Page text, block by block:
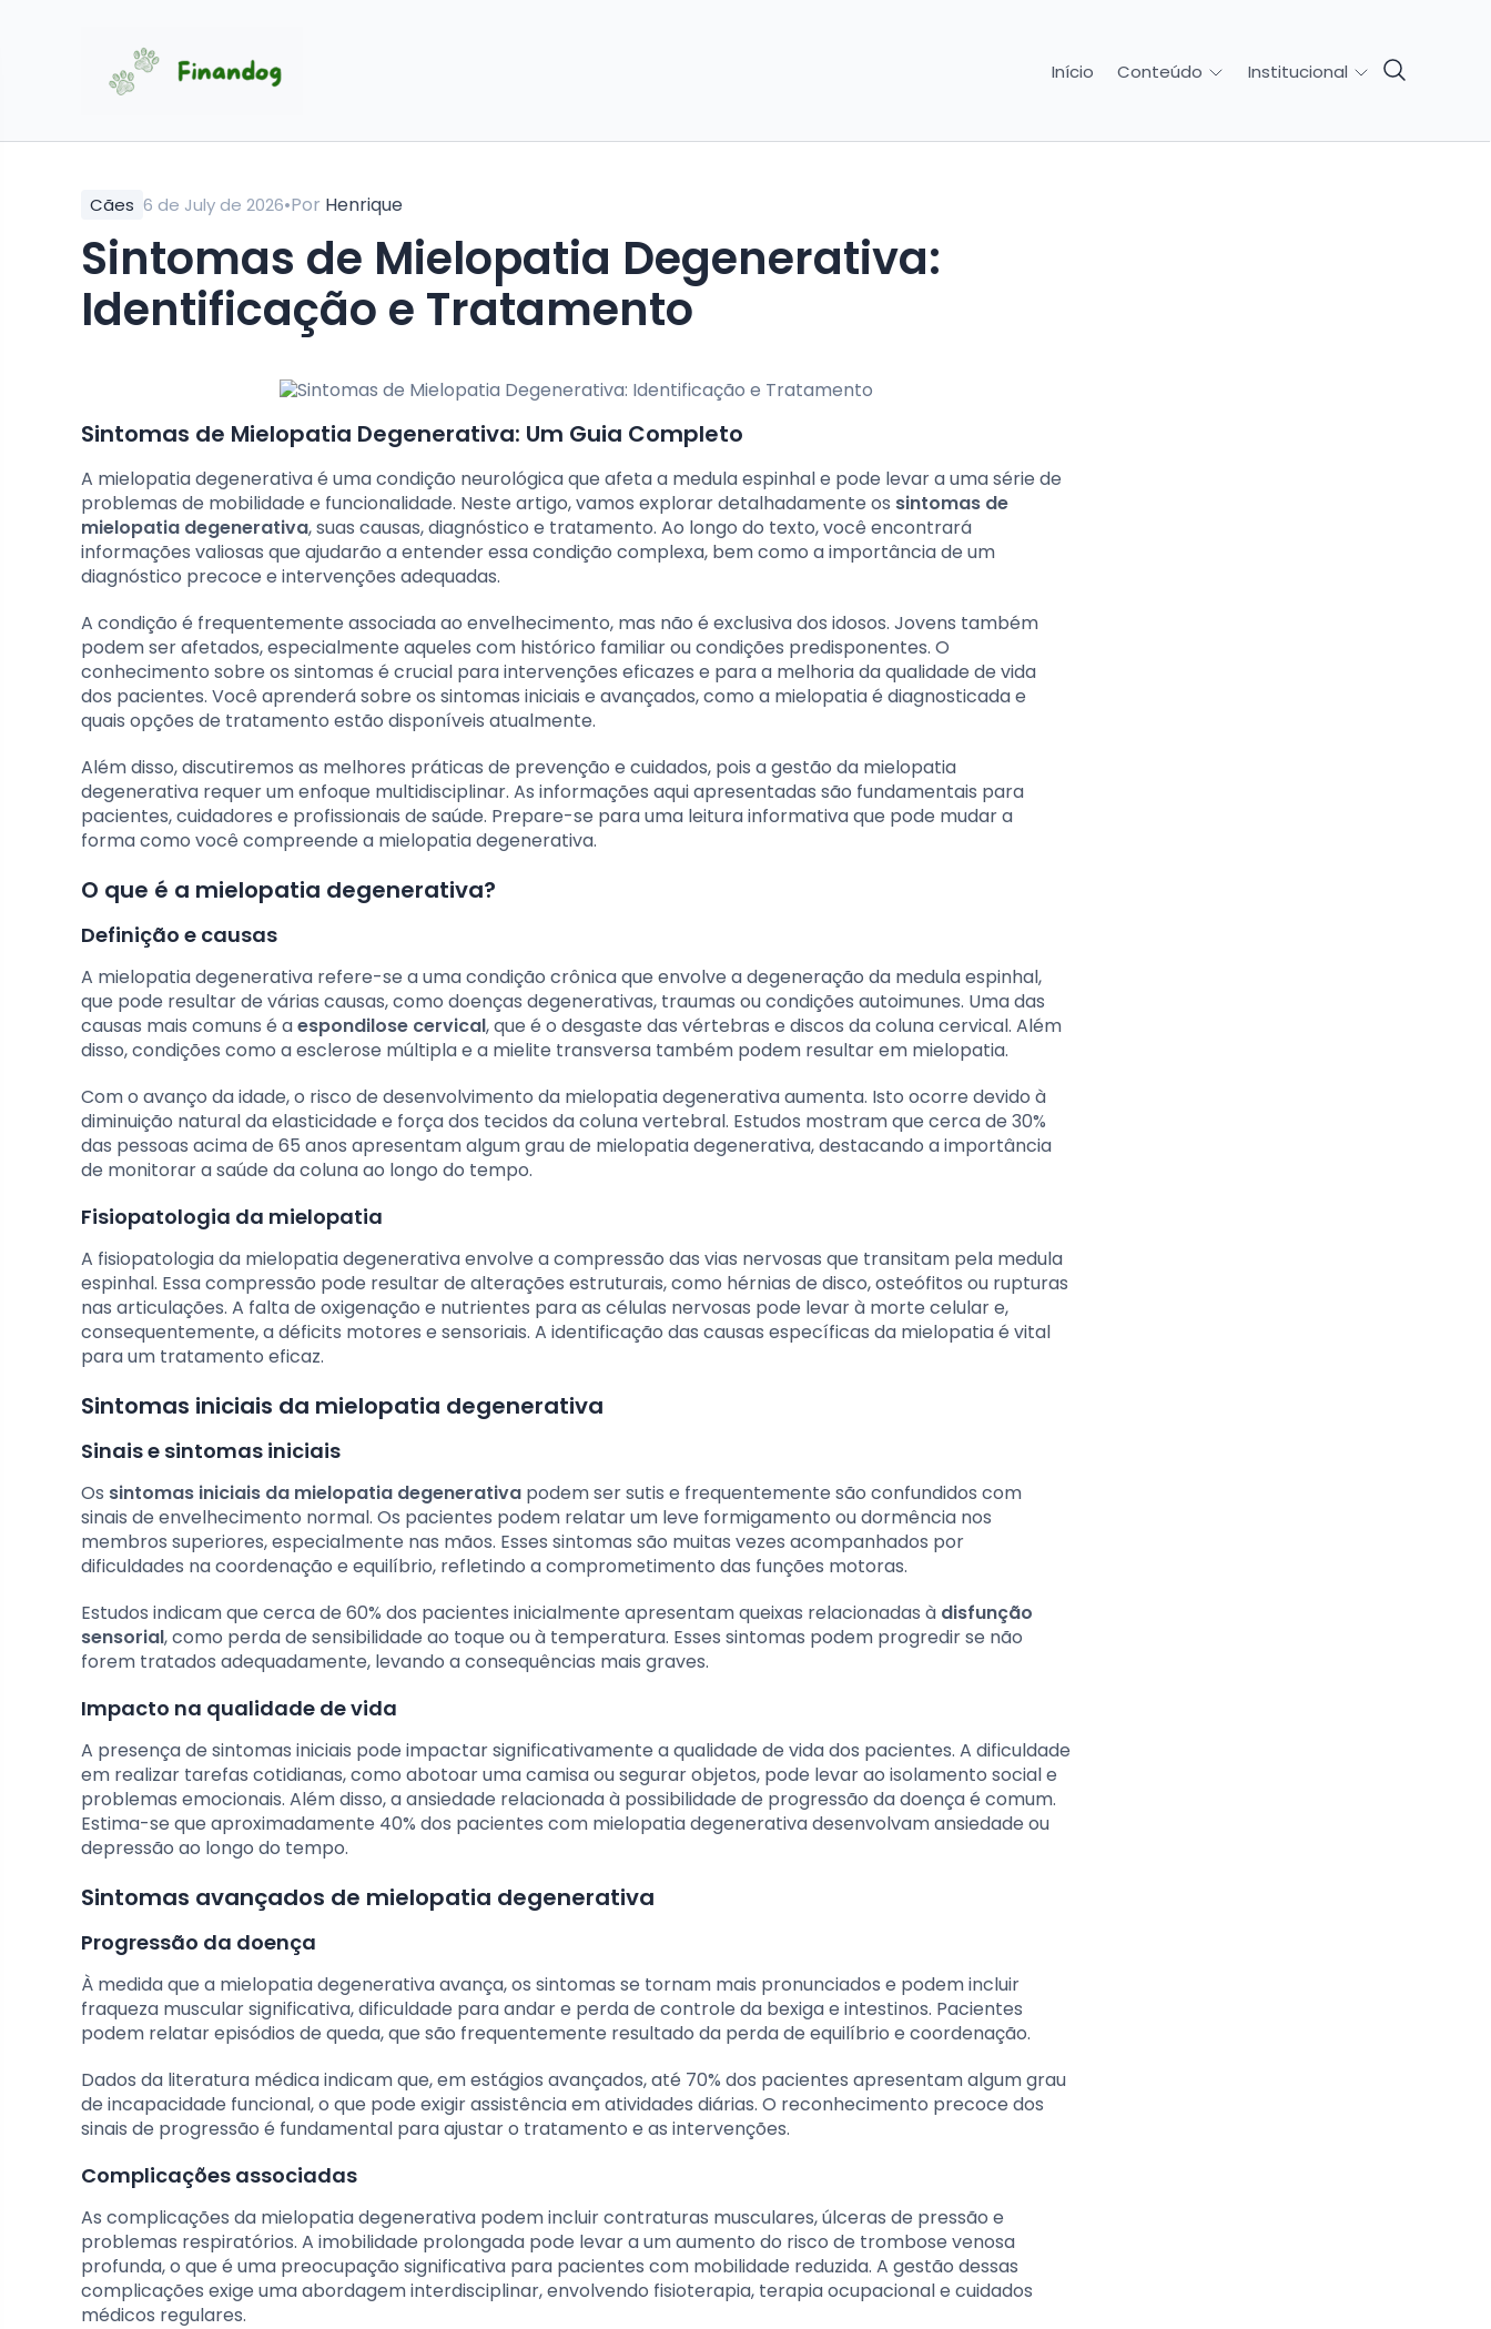
Início Conteúdo Institucional
Cães 6 de July de 2026•Por Henrique
Sintomas de Mielopatia Degenerativa:
Identificação e Tratamento
Sintomas de Mielopatia Degenerativa: Um Guia Completo
A mielopatia degenerativa é uma condição neurológica que afeta a medula espinhal e pode levar a uma série de
problemas de mobilidade e funcionalidade. Neste artigo, vamos explorar detalhadamente os sintomas de
mielopatia degenerativa, suas causas, diagnóstico e tratamento. Ao longo do texto, você encontrará
informações valiosas que ajudarão a entender essa condição complexa, bem como a importância de um
diagnóstico precoce e intervenções adequadas.
A condição é frequentemente associada ao envelhecimento, mas não é exclusiva dos idosos. Jovens também
podem ser afetados, especialmente aqueles com histórico familiar ou condições predisponentes. O
conhecimento sobre os sintomas é crucial para intervenções eficazes e para a melhoria da qualidade de vida
dos pacientes. Você aprenderá sobre os sintomas iniciais e avançados, como a mielopatia é diagnosticada e
quais opções de tratamento estão disponíveis atualmente.
Além disso, discutiremos as melhores práticas de prevenção e cuidados, pois a gestão da mielopatia
degenerativa requer um enfoque multidisciplinar. As informações aqui apresentadas são fundamentais para
pacientes, cuidadores e profissionais de saúde. Prepare-se para uma leitura informativa que pode mudar a
forma como você compreende a mielopatia degenerativa.
O que é a mielopatia degenerativa?
Definição e causas
A mielopatia degenerativa refere-se a uma condição crônica que envolve a degeneração da medula espinhal,
que pode resultar de várias causas, como doenças degenerativas, traumas ou condições autoimunes. Uma das
causas mais comuns é aespondilose cervical, que é o desgaste das vértebras e discos da coluna cervical. Além
disso, condições como a esclerose múltipla e a mielite transversa também podem resultar em mielopatia.
Com o avanço da idade, o risco de desenvolvimento da mielopatia degenerativa aumenta. Isto ocorre devido à
diminuição natural da elasticidade e força dos tecidos da coluna vertebral. Estudos mostram que cerca de 30%
das pessoas acima de 65 anos apresentam algum grau de mielopatia degenerativa, destacando a importância
de monitorar a saúde da coluna ao longo do tempo.
Fisiopatologia da mielopatia
A fisiopatologia da mielopatia degenerativa envolve a compressão das vias nervosas que transitam pela medula
espinhal. Essa compressão pode resultar de alterações estruturais, como hérnias de disco, osteófitos ou rupturas
nas articulações. A falta de oxigenação e nutrientes para as células nervosas pode levar à morte celular e,
consequentemente, a déficits motores e sensoriais. A identificação das causas específicas da mielopatia é vital
para um tratamento eficaz.
Sintomas iniciais da mielopatia degenerativa
Sinais e sintomas iniciais
Os sintomas iniciais da mielopatia degenerativa podem ser sutis e frequentemente são confundidos com
sinais de envelhecimento normal. Os pacientes podem relatar um leve formigamento ou dormência nos
membros superiores, especialmente nas mãos. Esses sintomas são muitas vezes acompanhados por
dificuldades na coordenação e equilíbrio, refletindo a comprometimento das funções motoras.
Estudos indicam que cerca de 60% dos pacientes inicialmente apresentam queixas relacionadas à disfunção
sensorial, como perda de sensibilidade ao toque ou à temperatura. Esses sintomas podem progredir se não
forem tratados adequadamente, levando a consequências mais graves.
Impacto na qualidade de vida
A presença de sintomas iniciais pode impactar significativamente a qualidade de vida dos pacientes. A dificuldade
em realizar tarefas cotidianas, como abotoar uma camisa ou segurar objetos, pode levar ao isolamento social e
problemas emocionais. Além disso, a ansiedade relacionada à possibilidade de progressão da doença é comum.
Estima-se que aproximadamente 40% dos pacientes com mielopatia degenerativa desenvolvam ansiedade ou
depressão ao longo do tempo.
Sintomas avançados de mielopatia degenerativa
Progressão da doença
À medida que a mielopatia degenerativa avança, os sintomas se tornam mais pronunciados e podem incluir
fraqueza muscular significativa, dificuldade para andar e perda de controle da bexiga e intestinos. Pacientes
podem relatar episódios de queda, que são frequentemente resultado da perda de equilíbrio e coordenação.
Dados da literatura médica indicam que, em estágios avançados, até 70% dos pacientes apresentam algum grau
de incapacidade funcional, o que pode exigir assistência em atividades diárias. O reconhecimento precoce dos
sinais de progressão é fundamental para ajustar o tratamento e as intervenções.
Complicações associadas
As complicações da mielopatia degenerativa podem incluir contraturas musculares, úlceras de pressão e
problemas respiratórios. A imobilidade prolongada pode levar a um aumento do risco de trombose venosa
profunda, o que é uma preocupação significativa para pacientes com mobilidade reduzida. A gestão dessas
complicações exige uma abordagem interdisciplinar, envolvendo fisioterapia, terapia ocupacional e cuidados
médicos regulares.